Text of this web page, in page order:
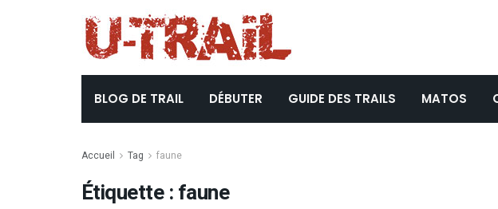
BLOG DE TRAIL DÉBUTER GUIDE DES TRAILS MATOS
Accueil Tag faune
Étiquette :faune